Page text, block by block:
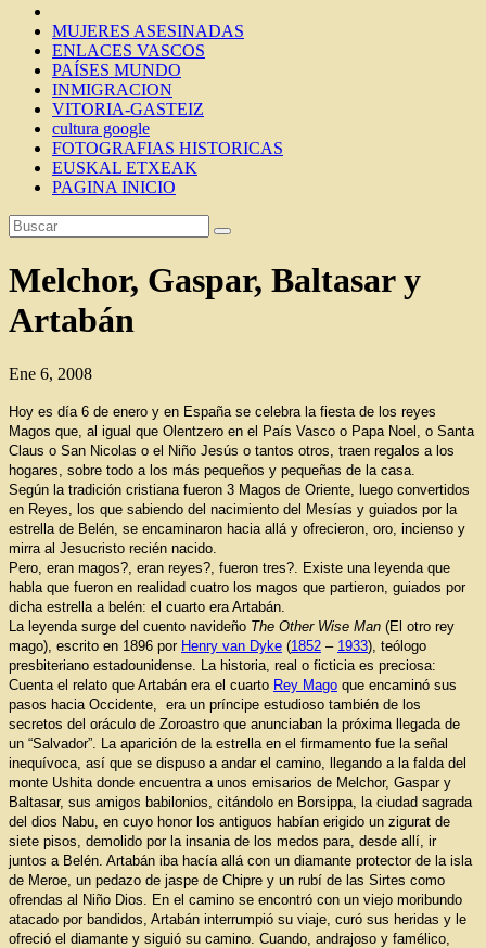
MUJERES ASESINADAS
ENLACES VASCOS
PAÍSES MUNDO
INMIGRACION
VITORIA-GASTEIZ
cultura google
FOTOGRAFIAS HISTORICAS
EUSKAL ETXEAK
PAGINA INICIO
Melchor, Gaspar, Baltasar y
Artabán
Ene 6, 2008
Hoy es día 6 de enero y en España se celebra la fiesta de los reyes
Magos que, al igual que Olentzero en el País Vasco o Papa Noel, o Santa
Claus o San Nicolas o el Niño Jesús o tantos otros, traen regalos a los
hogares, sobre todo a los más pequeños y pequeñas de la casa.
Según la tradición cristiana fueron 3 Magos de Oriente, luego convertidos
en Reyes, los que sabiendo del nacimiento del Mesías y guiados por la
estrella de Belén, se encaminaron hacia allá y ofrecieron, oro, incienso y
mirra al Jesucristo recién nacido.
Pero, eran magos?, eran reyes?, fueron tres?. Existe una leyenda que
habla que fueron en realidad cuatro los magos que partieron, guiados por
dicha estrella a belén: el cuarto era Artabán.
La leyenda surge del cuento navideño The Other Wise Man (El otro rey
mago), escrito en 1896 por Henry van Dyke (1852 – 1933), teólogo
presbiteriano estadounidense. La historia, real o ficticia es preciosa:
Cuenta el relato que Artabán era el cuarto Rey Mago que encaminó sus
pasos hacia Occidente, era un príncipe estudioso también de los
secretos del oráculo de Zoroastro que anunciaban la próxima llegada de
un “Salvador”. La aparición de la estrella en el firmamento fue la señal
inequívoca, así que se dispuso a andar el camino, llegando a la falda del
monte Ushita donde encuentra a unos emisarios de Melchor, Gaspar y
Baltasar, sus amigos babilonios, citándolo en Borsippa, la ciudad sagrada
del dios Nabu, en cuyo honor los antiguos habían erigido un zigurat de
siete pisos, demolido por la insania de los medos para, desde allí, ir
juntos a Belén. Artabán iba hacía allá con un diamante protector de la isla
de Meroe, un pedazo de jaspe de Chipre y un rubí de las Sirtes como
ofrendas al Niño Dios. En el camino se encontró con un viejo moribundo
atacado por bandidos, Artabán interrumpió su viaje, curó sus heridas y le
ofreció el diamante y siguió su camino. Cuando, andrajoso y famélico,